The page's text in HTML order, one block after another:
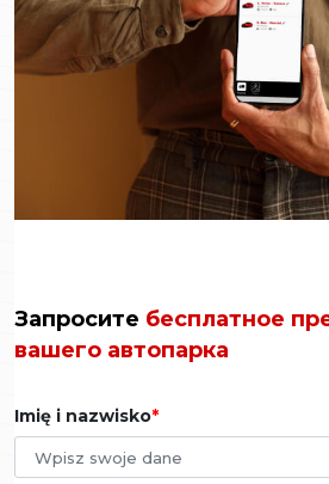
Запросите бесплатное
вашего автопарка
Imię i nazwisko